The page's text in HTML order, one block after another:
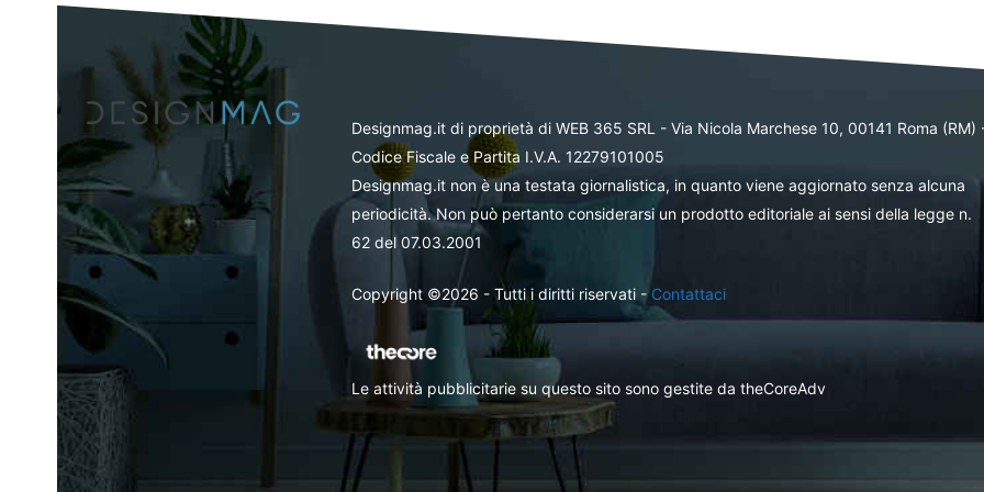
Designmag.it di proprietà di WEB 365 SRL - Via Nicola Marchese 10, 00141 Roma (RM)
Codice Fiscale e Partita I.V.A. 12279101005
Designmag.it non è una testata giornalistica, in quanto viene aggiornato senza alcuna
periodicità. Non può pertanto considerarsi un prodotto editoriale ai sensi della legge n.
62 del 07.03.2001
Copyright ©2026 - Tutti i diritti riservati -Contattaci
Le attività pubblicitarie su questo sito sono gestite da theCoreAdv